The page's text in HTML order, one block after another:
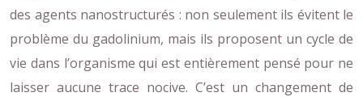
des agents nanostructurés : non seulement ils évitent le
problème du gadolinium, mais ils proposent un cycle de
vie dans l’organisme qui est entièrement pensé pour ne
laisser aucune trace nocive. C’est un changement de